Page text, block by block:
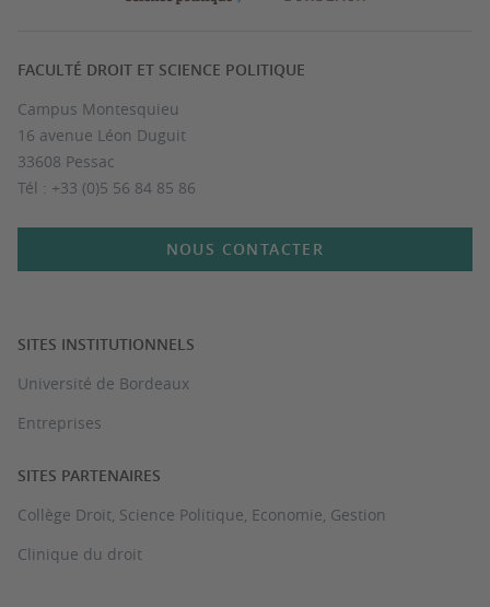
FACULTÉ DROIT ET SCIENCE POLITIQUE
Campus Montesquieu
16 avenue Léon Duguit
33608 Pessac
Tél : +33 (0)5 56 84 85 86
NOUS CONTACTER
SITES INSTITUTIONNELS
Université de Bordeaux
Entreprises
SITES PARTENAIRES
Collège Droit, Science Politique, Economie, Gestion
Clinique du droit